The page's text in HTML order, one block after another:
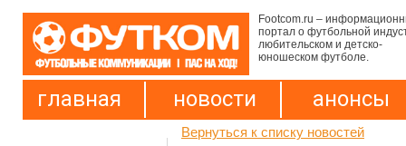
Footcom.ru –
портал о футбольной
любительском и детско-
юношеском футболе.
главная новости анонсы
Вернуться к списку новостей